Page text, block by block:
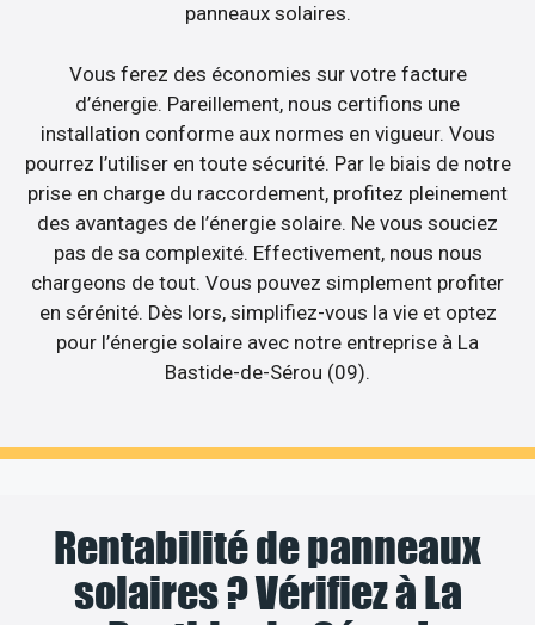
panneaux solaires.
Vous ferez des économies sur votre facture
d’énergie. Pareillement, nous certifions une
installation conforme aux normes en vigueur. Vous
pourrez l’utiliser en toute sécurité. Par le biais de notre
prise en charge du raccordement, profitez pleinement
des avantages de l’énergie solaire. Ne vous souciez
pas de sa complexité. Effectivement, nous nous
chargeons de tout. Vous pouvez simplement profiter
en sérénité. Dès lors, simplifiez-vous la vie et optez
pour l’énergie solaire avec notre entreprise à La
Bastide-de-Sérou (09).
Rentabilité de panneaux
solaires ? Vérifiez à La